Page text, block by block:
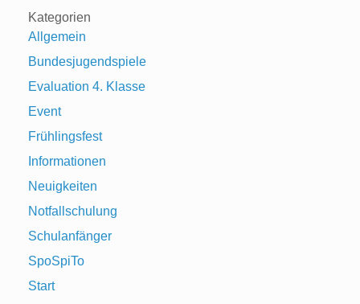
Kategorien
Allgemein
Bundesjugendspiele
Evaluation 4. Klasse
Event
Frühlingsfest
Informationen
Neuigkeiten
Notfallschulung
Schulanfänger
SpoSpiTo
Start